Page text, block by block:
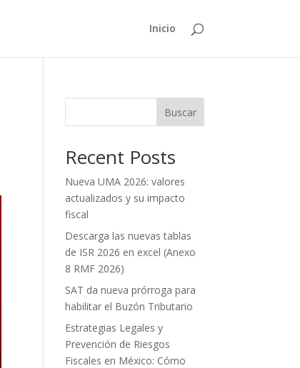
Inicio
Buscar
Recent Posts
Nueva UMA 2026: valores
actualizados y su impacto
fiscal
Descarga las nuevas tablas
de ISR 2026 en excel (Anexo
8 RMF 2026)
SAT da nueva prórroga para
habilitar el Buzón Tributario
Estrategias Legales y
Prevención de Riesgos
Fiscales en México: Cómo